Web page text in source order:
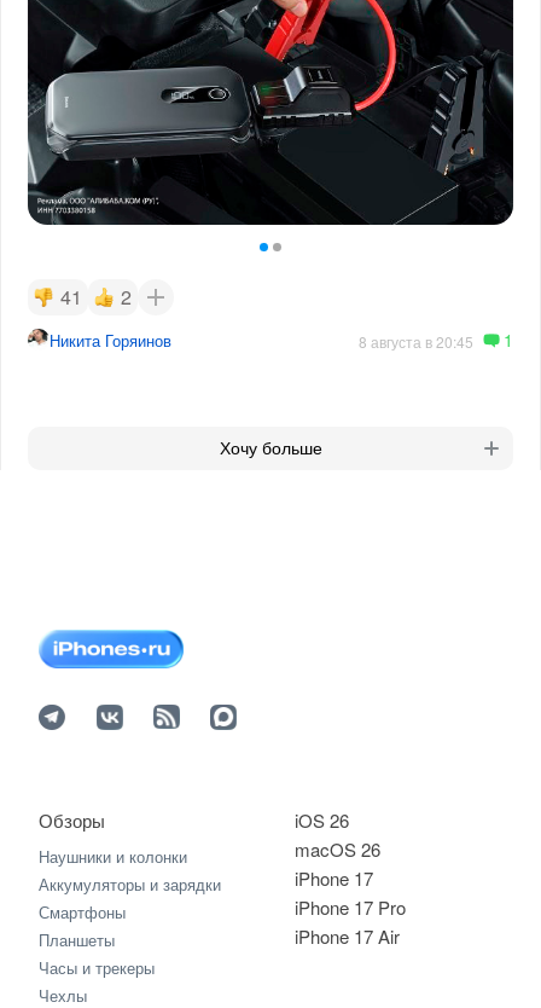
41 2
Никита Горяинов 8 августа в 20:45 1
Хочу больше
iOS 26
macOS 26
iPhone 17
iPhone 17 Pro
iPhone 17 Air
Обзоры
Наушники и колонки
Аккумуляторы и зарядки
Смартфоны
Планшеты
Часы и трекеры
Чехлы